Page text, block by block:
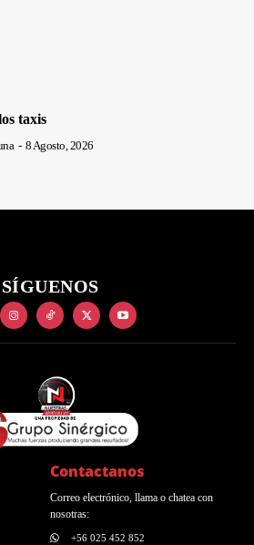
taxis
- 8 Agosto, 2026
SÍGUENOS
Contactanos
Correo electrónico, llama o chatea con
nosotras:
+56 025 452 852